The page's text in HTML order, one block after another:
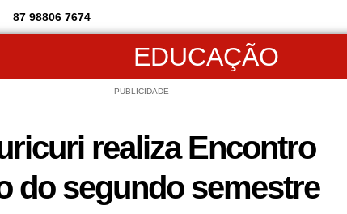
87 98806 7674
EDUCAÇÃO
PUBLICIDADE
realiza Encontro
do segundo semestre